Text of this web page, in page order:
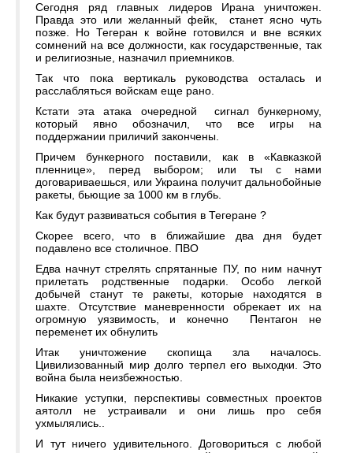
Сегодня ряд главных лидеров Ирана уничтожен.
Правда это или желанный фейк, станет ясно чуть
позже. Но Тегеран к войне готовился и вне всяких
сомнений на все должности, как государственные, так
и религиозные, назначил приемников.
Так что пока вертикаль руководства осталась и
расслабляться войскам еще рано.
Кстати эта атака очередной сигнал бункерному,
который явно обозначил, что все игры на
поддержании приличий закончены.
Причем бункерного поставили, как в «Кавказкой
пленнице», перед выбором; или ты с нами
договариваешься, или Украина получит дальнобойные
ракеты, бьющие за 1000 км в глубь.
Как будут развиваться события в Тегеране ?
Скорее всего, что в ближайшие два дня будет
подавлено все столичное. ПВО
Едва начнут стрелять спрятанные ПУ, по ним начнут
прилетать родственные подарки. Особо легкой
добычей станут те ракеты, которые находятся в
шахте. Отсутствие маневренности обрекает их на
огромную уязвимость, и конечно Пентагон не
переменет их обнулить
Итак уничтожение скопища зла началось.
Цивилизованный мир долго терпел его выходки. Это
война была неизбежностью.
Никакие уступки, перспективы совместных проектов
аятолл не устраивали и они лишь про себя
ухмылялись..
И тут ничего удивительного. Договориться с любой